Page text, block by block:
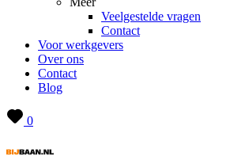
Veelgestelde vragen
Contact
Voor werkgevers
Over ons
Contact
Blog
0